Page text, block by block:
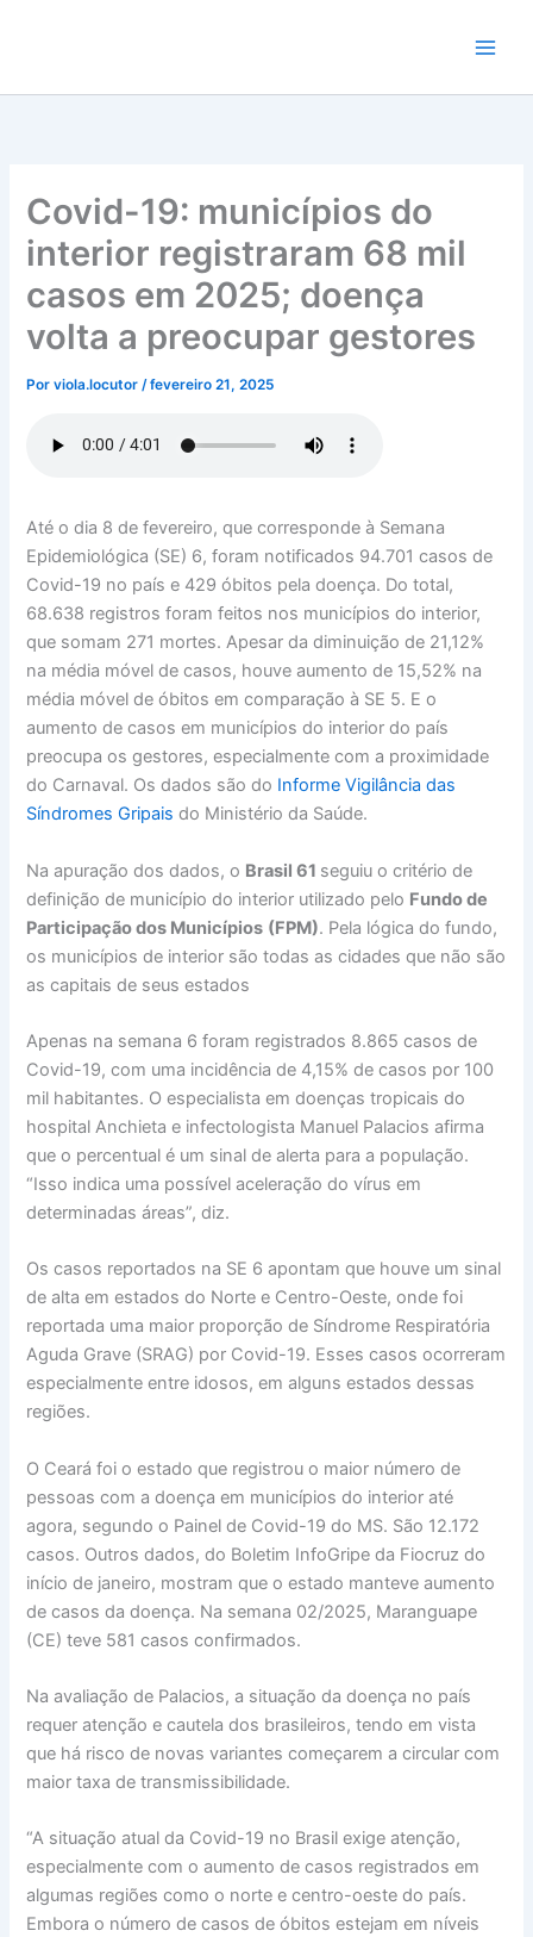
conteúdo
Covid-19: municípios do
interior registraram 68 mil
casos em 2025; doença
volta a preocupar gestores
Porviola.locutor/fevereiro 21, 2025
Até o dia 8 de fevereiro, que corresponde à Semana
Epidemiológica (SE) 6, foram notificados 94.701 casos de
Covid-19 no país e 429 óbitos pela doença. Do total,
68.638 registros foram feitos nos municípios do interior,
que somam 271 mortes. Apesar da diminuição de 21,12%
na média móvel de casos, houve aumento de 15,52% na
média móvel de óbitos em comparação à SE 5. E o
aumento de casos em municípios do interior do país
preocupa os gestores, especialmente com a proximidade
do Carnaval. Os dados são do Informe Vigilância das
Síndromes Gripais do Ministério da Saúde.
Na apuração dos dados, o Brasil 61 seguiu o critério de
definição de município do interior utilizado pelo Fundo de
Participação dos Municípios (FPM). Pela lógica do fundo,
os municípios de interior são todas as cidades que não são
as capitais de seus estados
Apenas na semana 6 foram registrados 8.865 casos de
Covid-19, com uma incidência de 4,15% de casos por 100
mil habitantes. O especialista em doenças tropicais do
hospital Anchieta e infectologista Manuel Palacios afirma
que o percentual é um sinal de alerta para a população.
“Isso indica uma possível aceleração do vírus em
determinadas áreas”, diz.
Os casos reportados na SE 6 apontam que houve um sinal
de alta em estados do Norte e Centro-Oeste, onde foi
reportada uma maior proporção de Síndrome Respiratória
Aguda Grave (SRAG) por Covid-19. Esses casos ocorreram
especialmente entre idosos, em alguns estados dessas
regiões.
O Ceará foi o estado que registrou o maior número de
pessoas com a doença em municípios do interior até
agora, segundo o Painel de Covid-19 do MS. São 12.172
casos. Outros dados, do Boletim InfoGripe da Fiocruz do
início de janeiro, mostram que o estado manteve aumento
de casos da doença. Na semana 02/2025, Maranguape
(CE) teve 581 casos confirmados.
Na avaliação de Palacios, a situação da doença no país
requer atenção e cautela dos brasileiros, tendo em vista
que há risco de novas variantes começarem a circular com
maior taxa de transmissibilidade.
“A situação atual da Covid-19 no Brasil exige atenção,
especialmente com o aumento de casos registrados em
algumas regiões como o norte e centro-oeste do país.
Embora o número de casos de óbitos estejam em níveis